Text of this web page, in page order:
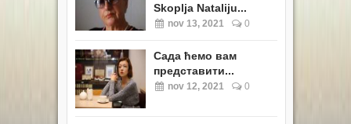
Skoplja Nataliju...
nov 13, 2021 0
Сада ћемо вам
представити...
nov 12, 2021 0